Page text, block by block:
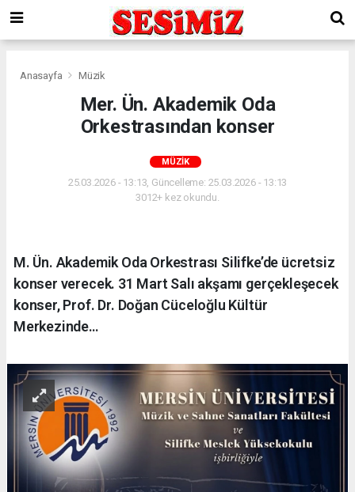
Anasayfa Müzik
Mer. Ün. Akademik Oda
Orkestrasından konser
MÜZIK
25.03.2026 - 13:13, Güncelleme: 25.03.2026 - 13:13
3012+ kez okundu.
M. Ün. Akademik Oda Orkestrası Silifke’de ücretsiz
konser verecek. 31 Mart Salı akşamı gerçekleşecek
konser, Prof. Dr. Doğan Cüceloğlu Kültür
Merkezinde…